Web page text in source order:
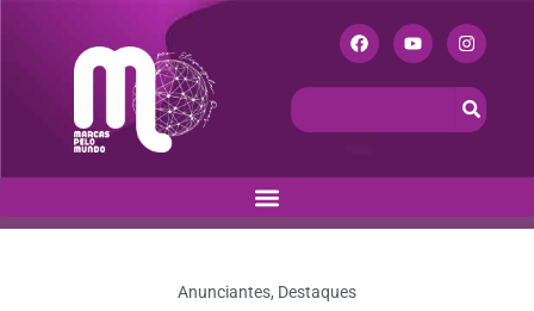
Anunciantes, Destaques